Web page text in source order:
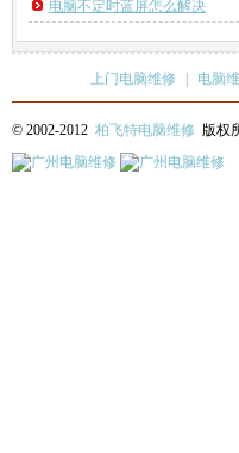
电脑不定时蓝屏怎么解决
上门电脑维修 电脑
© 2002-2012 柏飞特电脑维修 版权